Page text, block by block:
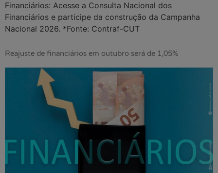
Financiários: Acesse a Consulta Nacional dos
Financiários e participe da construção da Campanha
Nacional 2026. *Fonte: Contraf-CUT
Reajuste de financiários em outubro será de 1,05%